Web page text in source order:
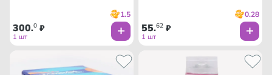
1.5
300.0 ₽
1 шт
0.28
55.62 ₽
1 шт